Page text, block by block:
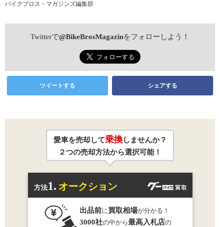
バイクブロス・マガジンズ編集部
Twitterで@BikeBrosMagazinをフォローしよう！
ツイートする シェアする
愛車を売却して乗換しませんか？
２つの売却方法から選択可能！
方法1. オークション
出品前に買取相場が分かる！
3000社の中から最高入札店の